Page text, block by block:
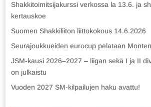
Shakkitoimitsijakurssi verkossa la 13.6. ja
kertauskoe
Suomen Shakkiliiton liittokokous 14.6.2026
Seurajoukkueiden eurocup pelataan
JSM-kausi 2026–2027 – liigan sekä I ja II
on julkaistu
Vuoden 2027 SM-kilpailujen haku avattu!